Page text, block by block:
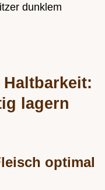
dunklem
lagern
optimal